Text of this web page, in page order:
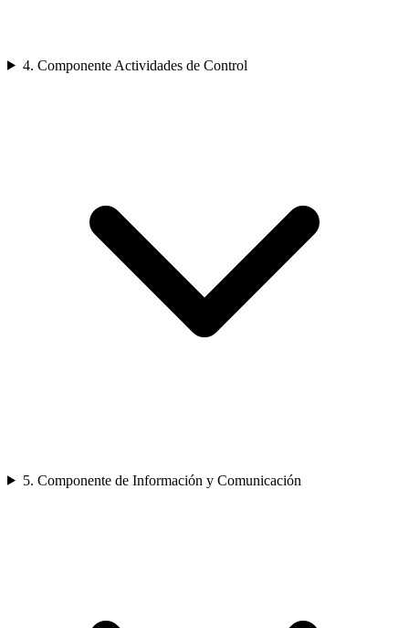
4. Componente Actividades de Control
5. Componente de Información y Comunicación